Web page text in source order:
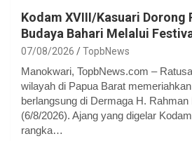
Kodam XVIII/Kasuari Dorong
Budaya Bahari Melalui
07/08/2026 TopbNews
Manokwari, TopbNews.com –
wilayah di Papua Barat
berlangsung di Dermaga H.
(6/8/2026). Ajang yang digelar
rangka…